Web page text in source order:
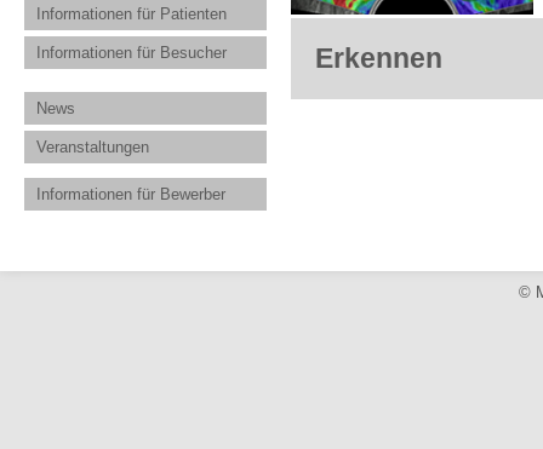
Informationen für Patienten
Informationen für Besucher
News
Veranstaltungen
Informationen für Bewerber
Erkennen
©